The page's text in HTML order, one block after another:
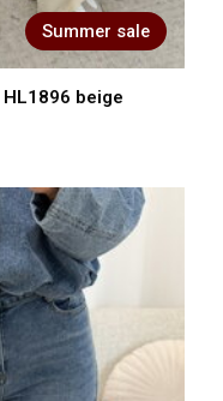
Summer sale
beige